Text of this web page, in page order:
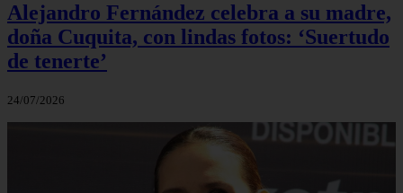
Alejandro Fernández celebra a su madre,
doña Cuquita, con lindas fotos: ‘Suertudo
de tenerte’
24/07/2026